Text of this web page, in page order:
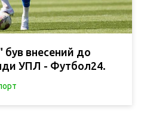
внесений до
УПЛ - Футбол24.